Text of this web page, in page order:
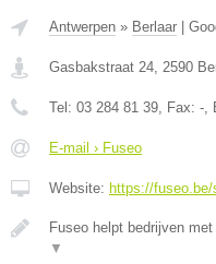
Antwerpen » Berlaar
Gasbakstraat 24, 2590
Tel: 03 284 81 39, Fax: -,
E-mail › Fuseo
Website: https://
Fuseo helpt bedrijven
▼